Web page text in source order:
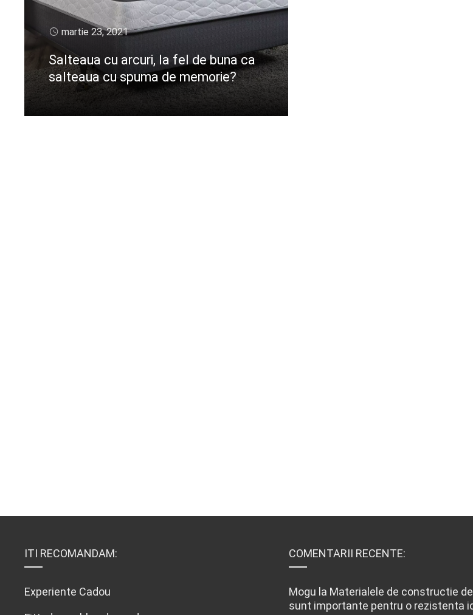
martie 23, 2021
Salteaua cu arcuri, la fel de buna ca
salteaua cu spuma de memorie?
CIteste mai departe
ITI RECOMANDAM:
Experiente Cadou
COMENTARII RECENTE:
Mogu la Materialele de constructie
sunt importante pentru o rezistenta